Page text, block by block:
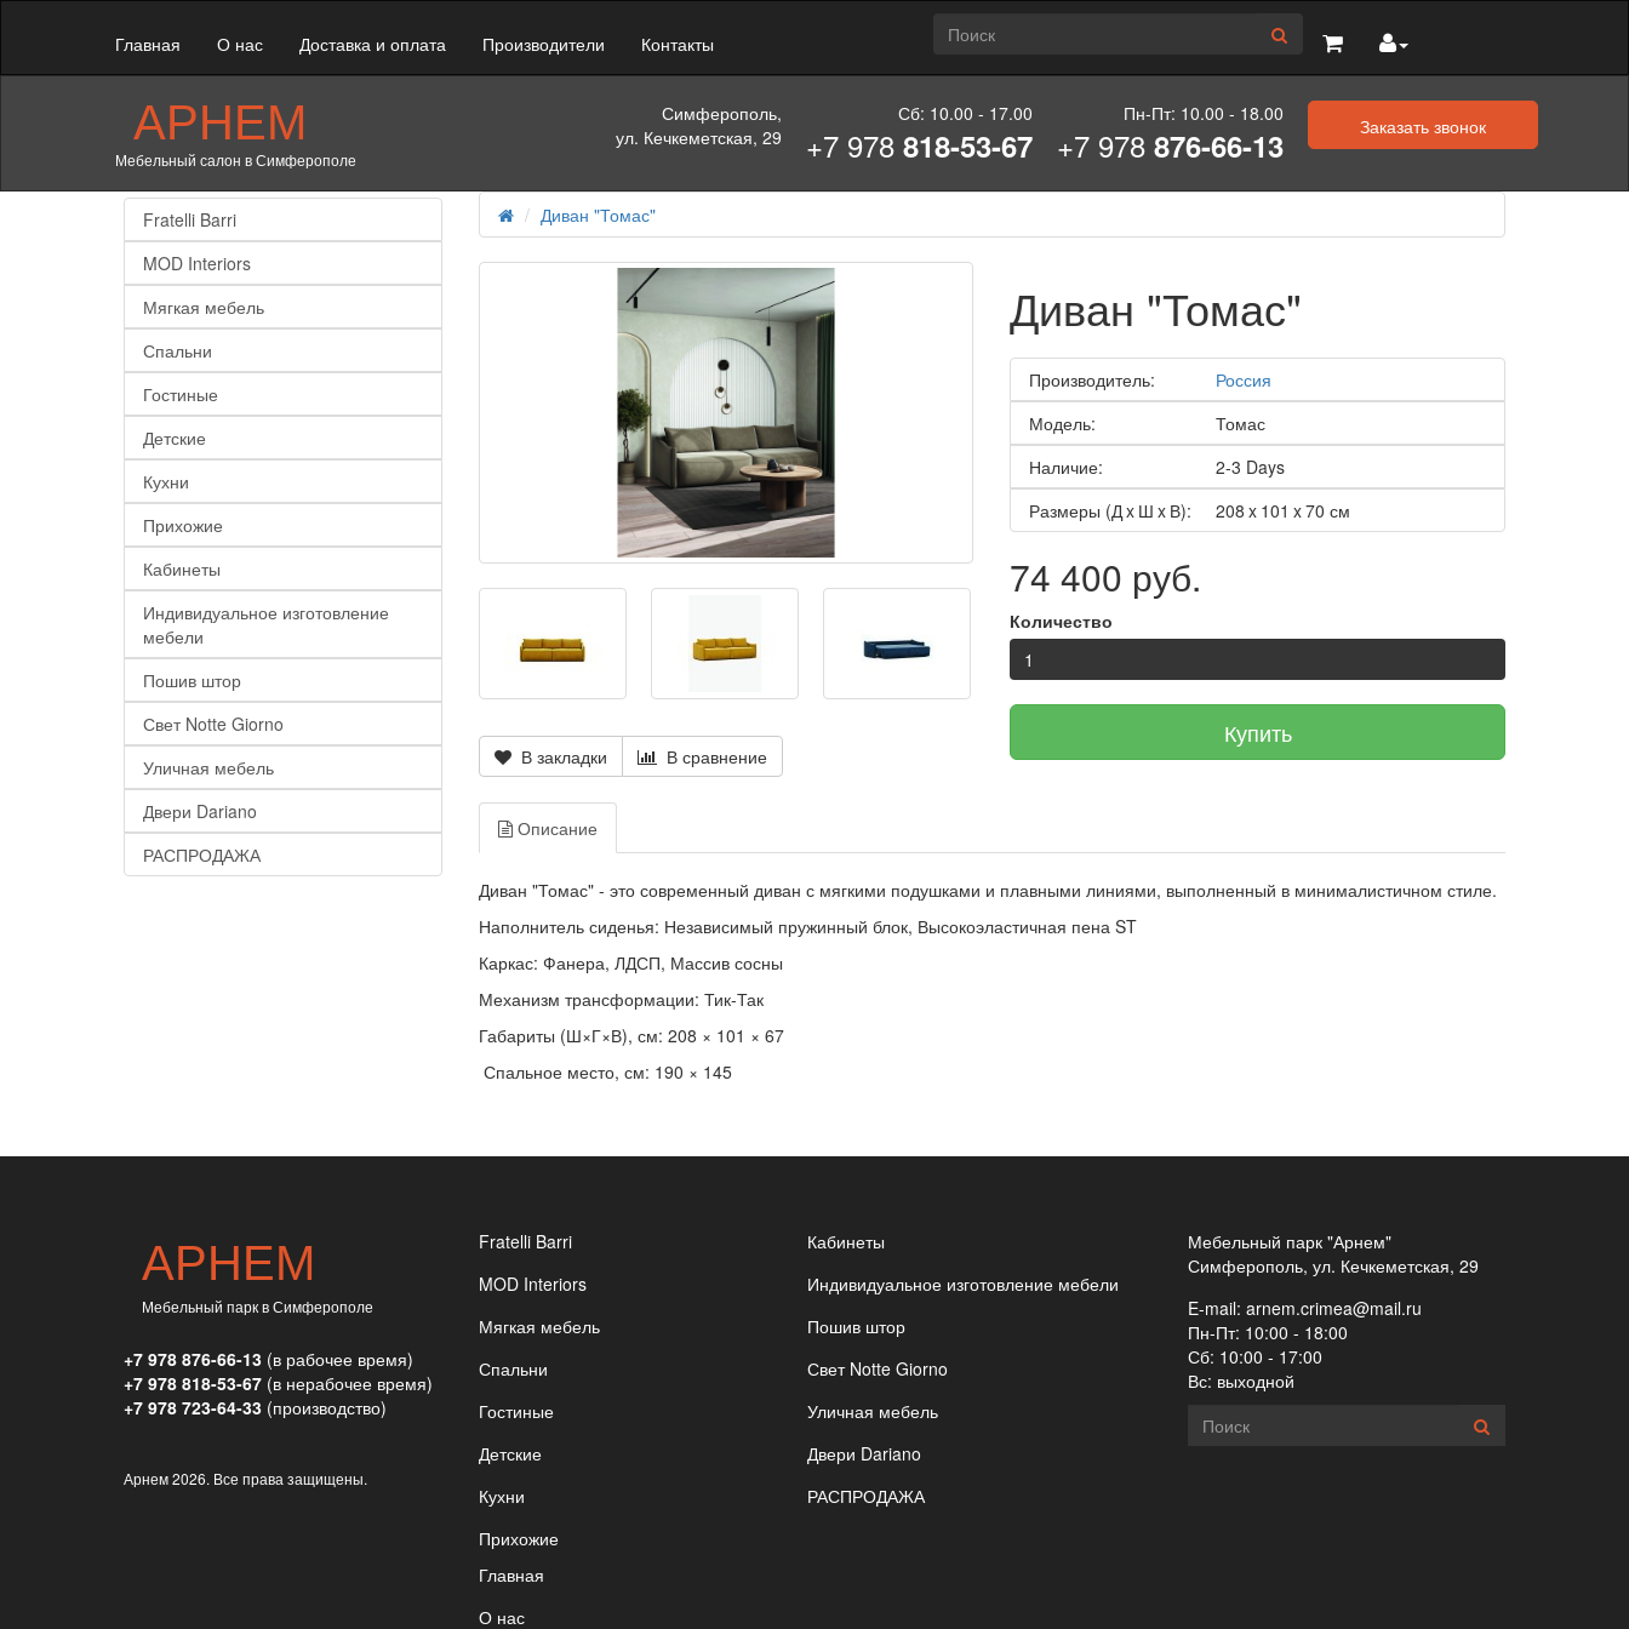
Главная О нас Доставка и оплата Производители Контакты
АРНЕМ
Мебельный салон в Симферополе
Симферополь,
ул. Кечкеметская, 29
Сб: 10.00 - 17.00
+7 978818-53-67
Пн-Пт: 10.00 - 18.00
+7 978876-66-13 Заказать звонок
Fratelli Barri
MOD Interiors
Мягкая мебель
Спальни
Гостиные
Детские
Кухни
Прихожие
Кабинеты
Индивидуальное изготовление
мебели
Пошив штор
Свет Notte Giorno
Уличная мебель
Двери Dariano
РАСПРОДАЖА
Диван "Томас"
В закладки В сравнение
Диван "Томас"
Производитель:
Россия
Модель:
Томас
Наличие:
2-3 Days
Размеры (Д x Ш x В):
208 x 101 x 70 см
74 400 руб.
Количество
Купить
Описание
Диван "Томас" - это современный диван с мягкими подушками и плавными линиями, выполненный в минималистичном стиле.
Наполнитель сиденья: Независимый пружинный блок, Высокоэластичная пена ST
Каркас: Фанера, ЛДСП, Массив сосны
Механизм трансформации: Тик-Так
Габариты (Ш×Г×В), см: 208 × 101 × 67
Спальное место, см: 190 × 145
АРНЕМ
Мебельный парк в Симферополе
+7 978 876-66-13 (в рабочее время)
+7 978 818-53-67 (в нерабочее время)
+7 978 723-64-33 (производство)
Арнем2026. Все права защищены.
Fratelli Barri
MOD Interiors
Мягкая мебель
Спальни
Гостиные
Детские
Кухни
Прихожие
Кабинеты
Индивидуальное изготовление мебели
Пошив штор
Свет Notte Giorno
Уличная мебель
Двери Dariano
РАСПРОДАЖА
Главная
О нас
Мебельный парк "Арнем"
Симферополь, ул. Кечкеметская, 29
E-mail: arnem.crimea@mail.ru
Пн-Пт: 10:00 - 18:00
Сб: 10:00 - 17:00
Вс: выходной